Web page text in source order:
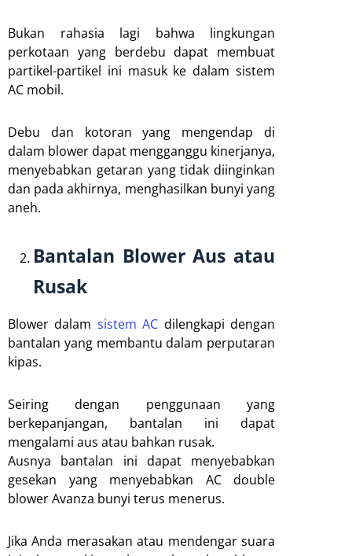
Bukan rahasia lagi bahwa lingkungan
perkotaan yang berdebu dapat membuat
partikel-partikel ini masuk ke dalam sistem
AC mobil.
Debu dan kotoran yang mengendap di
dalam blower dapat mengganggu kinerjanya,
menyebabkan getaran yang tidak diinginkan
dan pada akhirnya, menghasilkan bunyi yang
aneh.
Bantalan Blower Aus atau
Rusak
Blower dalam sistem AC dilengkapi dengan
bantalan yang membantu dalam perputaran
kipas.
Seiring dengan penggunaan yang
berkepanjangan, bantalan ini dapat
mengalami aus atau bahkan rusak.
Ausnya bantalan ini dapat menyebabkan
gesekan yang menyebabkan AC double
blower Avanza bunyi terus menerus.
Jika Anda merasakan atau mendengar suara